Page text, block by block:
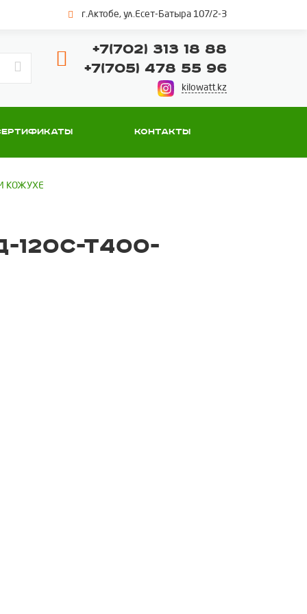
г.Актобе, ул.Есет-Батыра 107/2-3
+7(702) 313 18 88
+7(705) 478 55 96
kilowatt.kz
Контакты
КОЖУХЕ
120С-Т400-